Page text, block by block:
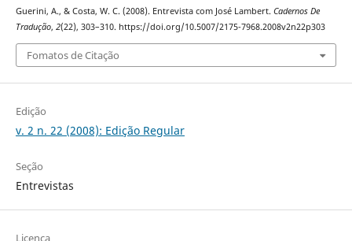
Guerini, A., & Costa, W. C. (2008). Entrevista com José Lambert. Cadernos De
Tradução, 2(22), 303–310. https://doi.org/10.5007/2175-7968.2008v2n22p303
Fomatos de Citação
Edição
v. 2 n. 22 (2008): Edição Regular
Seção
Entrevistas
Licença